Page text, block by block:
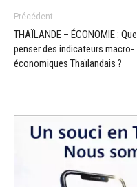
Précédent
THAÏLANDE – ÉCONOMIE : Que
penser des indicateurs macro-
économiques Thaïlandais ?